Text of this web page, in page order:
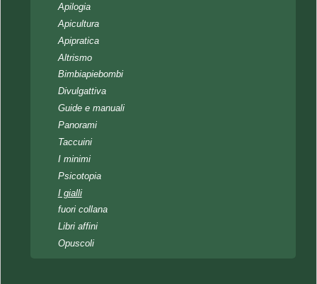
Apilogia
Apicultura
Apipratica
Altrismo
Bimbiapiebombi
Divulgattiva
Guide e manuali
Panorami
Taccuini
I minimi
Psicotopia
I gialli
fuori collana
Libri affini
Opuscoli